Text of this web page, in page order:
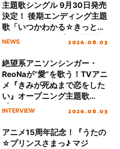
主題歌シングル 9月30日発売
決定！ 後期エンディング主題
歌「いつかわかる☆きっとあ
える」TVサイズ先行配信開
NEWS 2026.08.03
絶望系アニソンシンガー・
ReoNaが“愛”を歌う！TVアニ
メ『きみが死ぬまで恋をした
い』オープニング主題歌
「Amore」インタビュー
INTERVIEW 2026.08.03
アニメ15周年記念！『うたの
☆プリンスさまっ♪ マジ